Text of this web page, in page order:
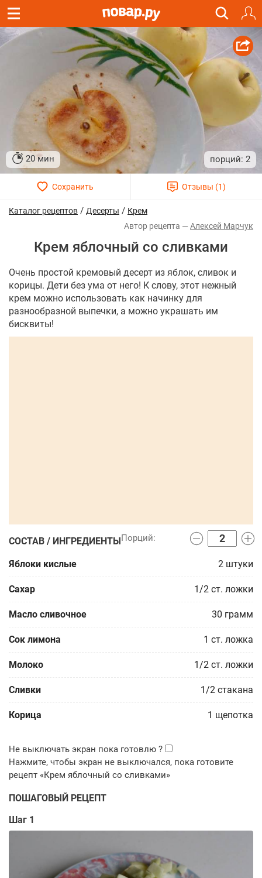
20 мин 2
Каталог рецептов / Десерты / Крем
Алексей Марчук
Крем яблочный со сливками
Очень простой кремовый десерт из яблок, сливок и
корицы. Дети без ума от него! К слову, этот нежный
крем можно использовать как начинку для
разнообразной выпечки, а можно украшать им
бисквиты!
СОСТАВ / ИНГРЕДИЕНТЫ
Яблоки кислые 2 штуки
Сахар 1/2 ст. ложки
Масло сливочное 30 грамм
Сок лимона 1 ст. ложка
Молоко 1/2 ст. ложки
Сливки 1/2 стакана
Корица 1 щепотка
ПОШАГОВЫЙ РЕЦЕПТ
Шаг 1